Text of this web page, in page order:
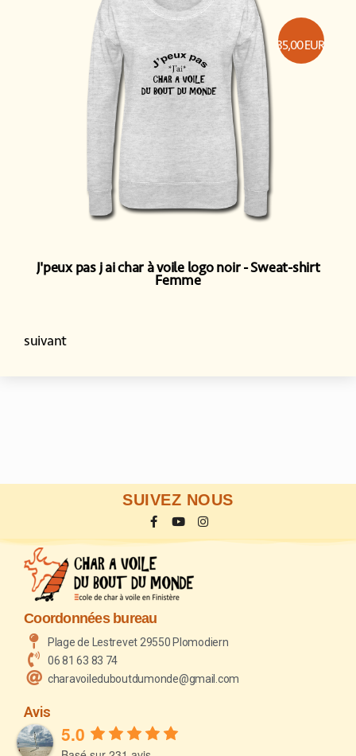
J'peux pas j ai char à voile logo noir Sweat-shirt
Femme
35,00EUR
suivant
SUIVEZ NOUS
Coordonnées bureau
Plage de Lestrevet 29550 Plomodiern
06 81 63 83 74
charavoileduboutdumonde@gmail.com
Avis
5.0